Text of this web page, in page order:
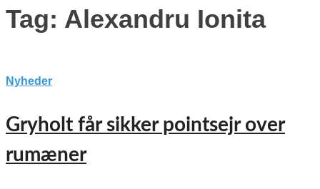
Tag: Alexandru Ionita
Nyheder
Gryholt får sikker pointsejr over
rumæner